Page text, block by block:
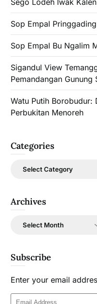
Sego Lodeh Iwak
Sop Empal
Sop Empal Bu Ngalim
Sigandul View
Pemandangan
Watu Putih Borobudur:
Perbukitan Menoreh
Categories
Categories
Archives
Archives
Subscribe
Enter your email
Email